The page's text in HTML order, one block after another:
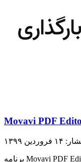
Movavi PDF
۱۴ فروردین ۱۳۹۹
برنامه Movavi PDF Editor برای شما امکانات مشاهده و ویرایش